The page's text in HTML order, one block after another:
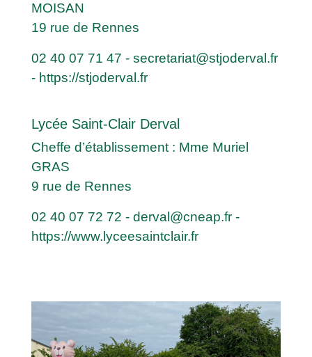
MOISAN
19 rue de Rennes
02 40 07 71 47 - secretariat@stjoderval.fr
- https://stjoderval.fr
Lycée Saint-Clair Derval
Cheffe d’établissement : Mme Muriel
GRAS
9 rue de Rennes
02 40 07 72 72 - derval@cneap.fr -
https://www.lyceesaintclair.fr